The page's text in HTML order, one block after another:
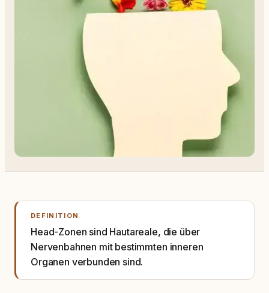
DEFINITION
Head-Zonen sind Hautareale, die über
Nervenbahnen mit bestimmten inneren
Organen verbunden sind.